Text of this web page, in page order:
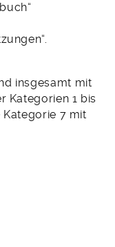
insgesamt mit
Kategorien 1 bis
7 mit